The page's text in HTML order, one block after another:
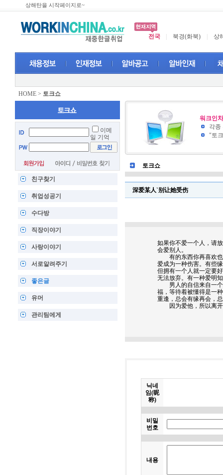
상해탄을 시작페이지로~
전국 북경(화북) 상
HOME > 토크쇼
이메
일 기억
친구찾기
취업성공기
수다방
직장이야기
사랑이야기
서로알려주기
좋은글
유머
관리팀에게
워크인
각종
"토
토크쇼
深爱某人`别让她受伤
如果你不爱一个人，请
会爱别人。
有的东西你再喜欢也
爱成为一种伤害。有些
但拥有一个人就一定要
无法放弃。有一种爱明
男人的自信来自一个
福，等待着被懂得是一
重逢，总会有缘再会，
因为爱他，所以离开
닉네
임(昵
称)
비밀
번호
내용